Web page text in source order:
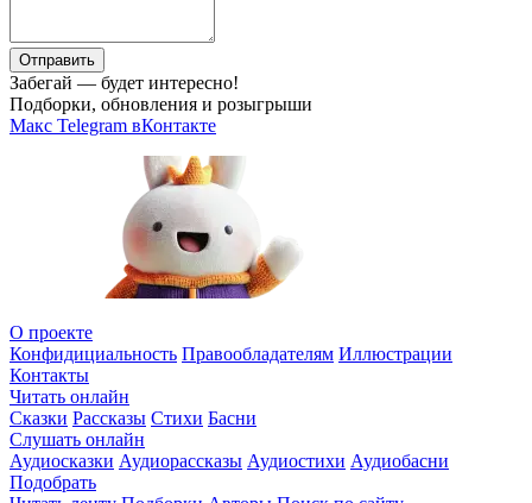
Отправить
Забегай — будет интересно!
Подборки, обновления и розыгрыши
Макс Telegram вКонтакте
О проекте
Конфидициальность Правообладателям Иллюстрации
Контакты
Читать онлайн
Сказки Рассказы Стихи Басни
Слушать онлайн
Аудиосказки Аудиорассказы Аудиостихи Аудиобасни
Подобрать